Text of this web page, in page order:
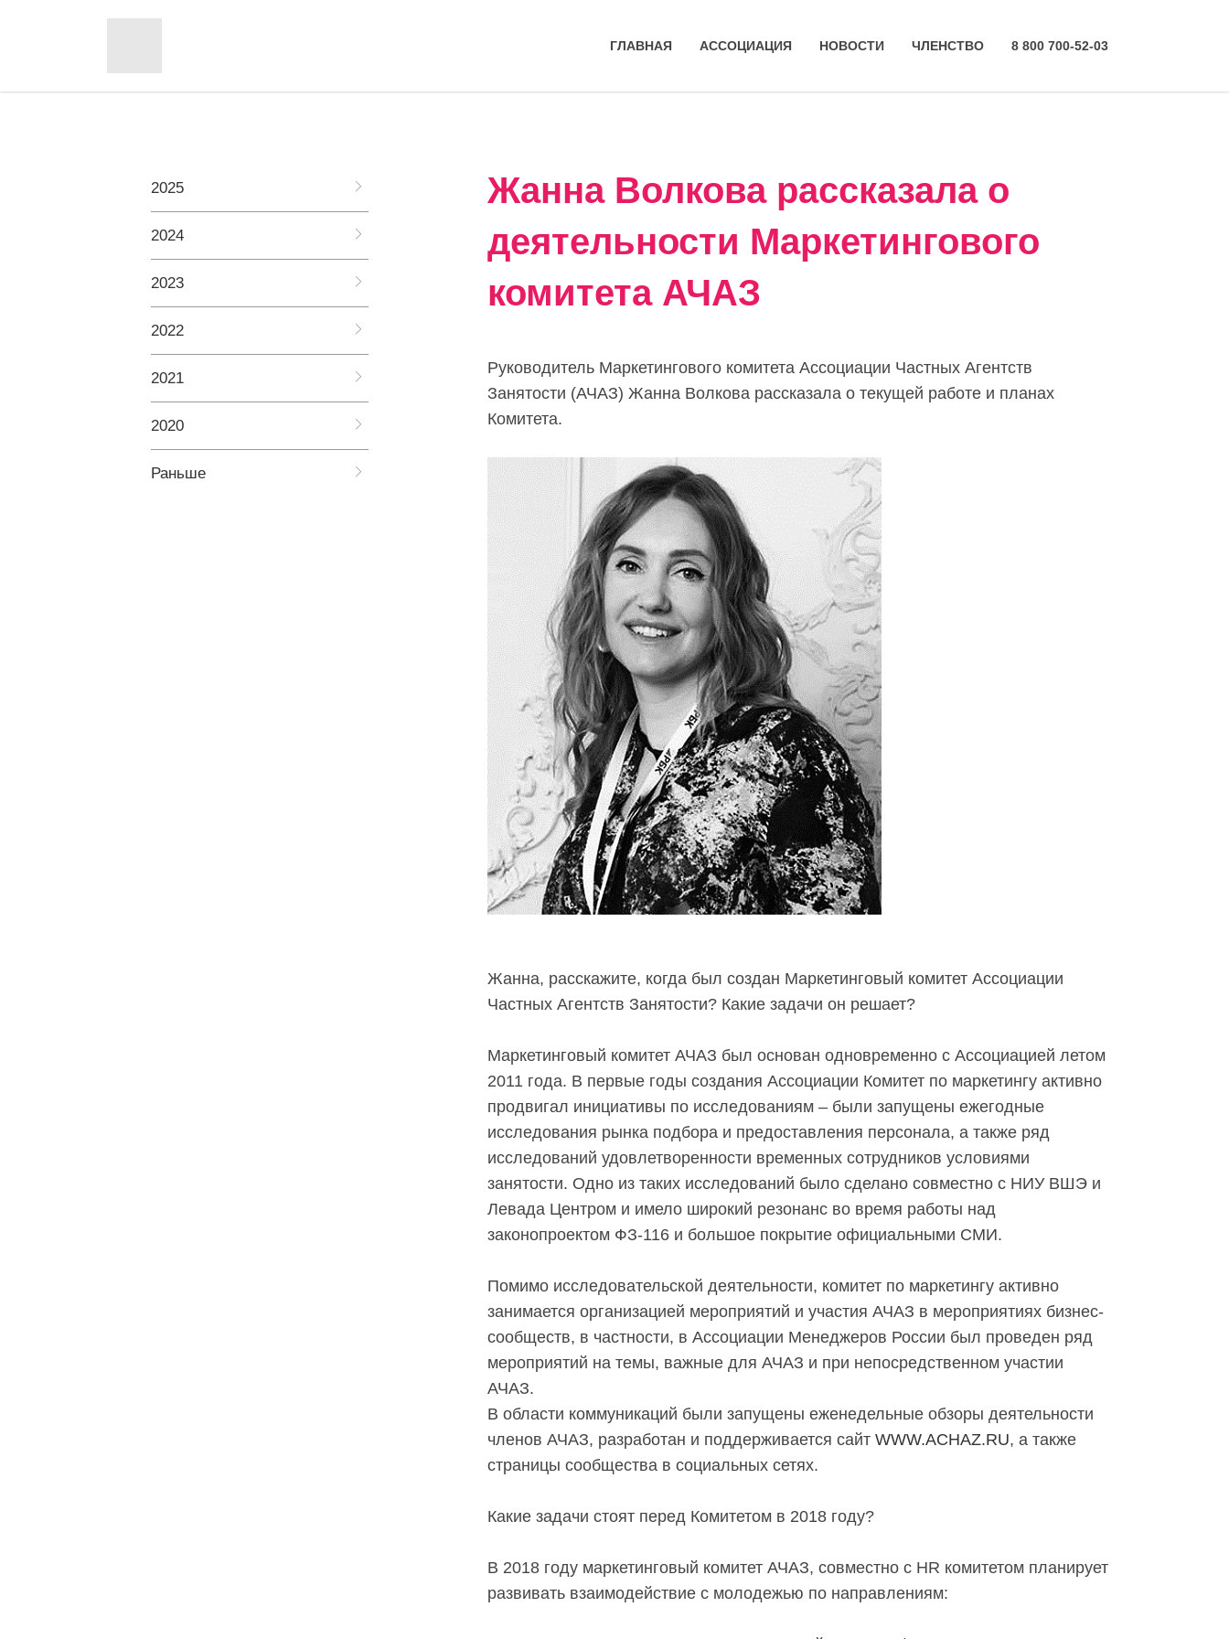
ГЛАВНАЯ АССОЦИАЦИЯ НОВОСТИ ЧЛЕНСТВО 8 800 700-52-03
2025
2024
2023
2022
2021
2020
Раньше
Жанна Волкова рассказала о
деятельности Маркетингового
комитета АЧАЗ
Руководитель Маркетингового комитета Ассоциации Частных Агентств
Занятости (АЧАЗ) Жанна Волкова рассказала о текущей работе и планах
Комитета.
Жанна, расскажите, когда был создан Маркетинговый комитет Ассоциации
Частных Агентств Занятости? Какие задачи он решает?
Маркетинговый комитет АЧАЗ был основан одновременно с Ассоциацией летом
2011 года. В первые годы создания Ассоциации Комитет по маркетингу активно
продвигал инициативы по исследованиям – были запущены ежегодные
исследования рынка подбора и предоставления персонала, а также ряд
исследований удовлетворенности временных сотрудников условиями
занятости. Одно из таких исследований было сделано совместно с НИУ ВШЭ и
Левада Центром и имело широкий резонанс во время работы над
законопроектом ФЗ-116 и большое покрытие официальными СМИ.
Помимо исследовательской деятельности, комитет по маркетингу активно
занимается организацией мероприятий и участия АЧАЗ в мероприятиях бизнес-
сообществ, в частности, в Ассоциации Менеджеров России был проведен ряд
мероприятий на темы, важные для АЧАЗ и при непосредственном участии
АЧАЗ.
В области коммуникаций были запущены еженедельные обзоры деятельности
членов АЧАЗ, разработан и поддерживается сайтWWW.ACHAZ.RU, а также
страницы сообщества в социальных сетях.
Какие задачи стоят перед Комитетом в 2018 году?
В 2018 году маркетинговый комитет АЧАЗ, совместно с HR комитетом планирует
развивать взаимодействие с молодежью по направлениям: